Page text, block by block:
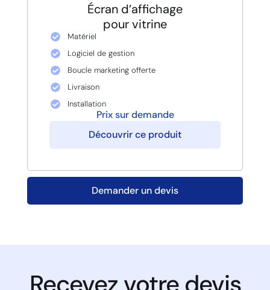
Écran d’affichage
pour vitrine
Matériel
Logiciel de gestion
Boucle marketing offerte
Livraison
Installation
Prix sur demande
Découvrir ce produit
Demander un devis